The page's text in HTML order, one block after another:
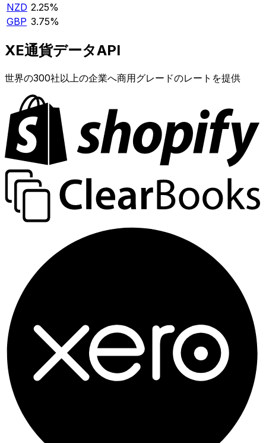
NZD 2.25%
GBP 3.75%
XE通貨データAPI
世界の300社以上の企業へ商用グレードのレートを提供